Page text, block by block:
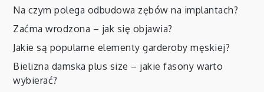
Na czym polega odbudowa zębów na implantach?
Zaćma wrodzona – jak się objawia?
Jakie są popularne elementy garderoby męskiej?
Bielizna damska plus size – jakie fasony warto
wybierać?